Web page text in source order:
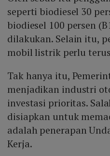
seperti biodiesel 30
biodiesel 100 persen
dilakukan. Selain itu,
mobil listrik perlu
Tak hanya itu,
menjadikan industri
investasi prioritas.
disiapkan untuk
adalah penerapan
Kerja.